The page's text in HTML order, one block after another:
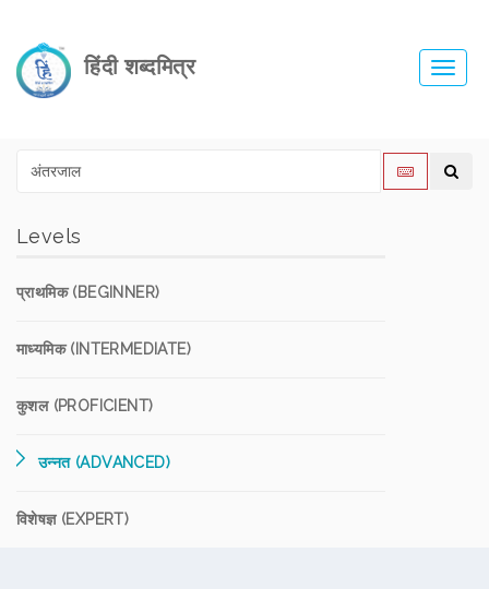
हिंदी शब्दमित्र
Levels
प्राथमिक (BEGINNER)
माध्यमिक (INTERMEDIATE)
कुशल (PROFICIENT)
उन्नत (ADVANCED)
विशेषज्ञ (EXPERT)